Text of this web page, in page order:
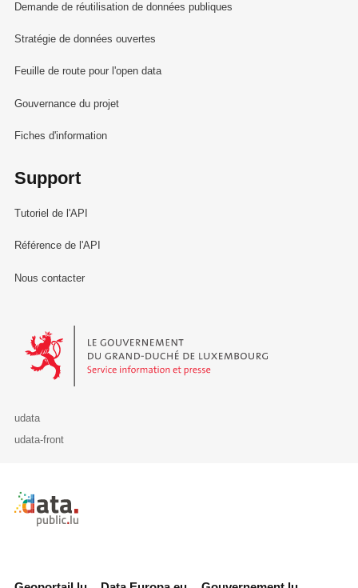
Demande de réutilisation de données publiques
Stratégie de données ouvertes
Feuille de route pour l'open data
Gouvernance du projet
Fiches d'information
Support
Tutoriel de l'API
Référence de l'API
Nous contacter
Le Gouvernement du Grand-Duché de Luxembourg - Service
udata
udata-front
Retour à l'accueil de data.public.lu